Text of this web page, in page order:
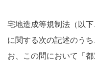
宅地造成等規制法（以
に関する次の記述のう
お、この問において「